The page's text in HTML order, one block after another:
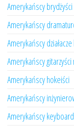
Amerykańscy brydżyści
Amerykańscy
Amerykańscy
Amerykańscy
Amerykańscy hokeiści
Amerykańscy
Amerykańscy